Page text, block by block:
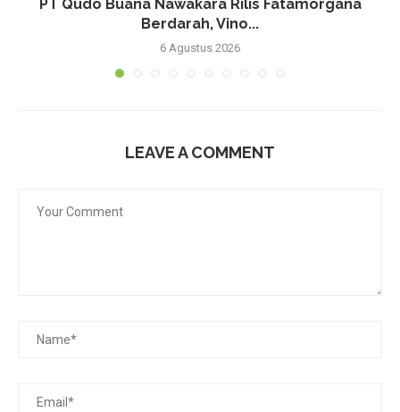
PT Qudo Buana Nawakara Rilis Fatamorgana
Berdarah, Vino...
6 Agustus 2026
LEAVE A COMMENT